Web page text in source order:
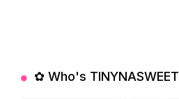
✿ Who's TINYNASWEET